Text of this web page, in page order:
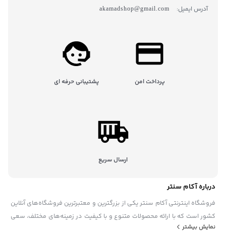
آدرس ایمیل:
akamadshop@gmail.com
پرداخت امن پشتیبانی حرفه ای
ارسال سریع
درباره آکام سنتر
فروشگاه اینترنتی آکام سنتر یکی از بزرگترین و معتبرترین فروشگاه‌های آنلاین
کشور است که با ارائه محصولات متنوع و با کیفیت در زمینه‌های مختلف، سعی
نمایش بیشتر